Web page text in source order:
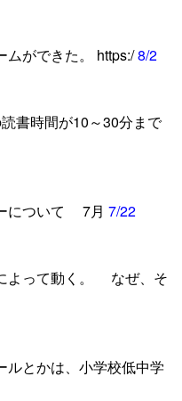
ができた。 https:/8/2
書時間が10～30分まで
について 7月 7/22
よって動く。 なぜ、そ
とかは、小学校低中学